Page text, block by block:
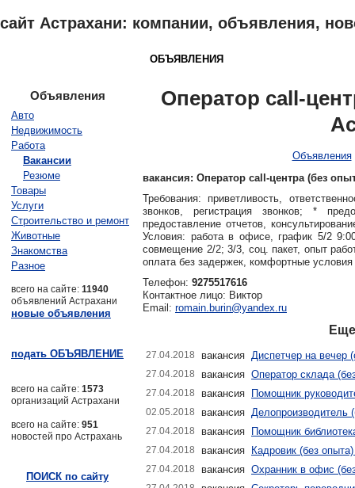
сайт Астрахани: компании, объявления,
ОБЪЯВЛЕНИЯ
Оператор call-
Объявления
вакансия: Оператор call-центра (без
Требования: приветливость,
звонков, регистрация звонков; *
предоставление отчетов,
Условия: работа в офисе, график 5/2
совмещение 2/2; 3/3, соц. пакет, опыт
оплата без задержек, комфортные
Телефон: 9275517616
Контактное лицо: Виктор
Email: romain.burin@yandex.ru
27.04.2018 вакансия Диспетчер на вечер
27.04.2018 вакансия Оператор склада
27.04.2018 вакансия Помощник
02.05.2018 вакансия Делопроизводитель
27.04.2018 вакансия Помощник
27.04.2018 вакансия Кадровик (без
27.04.2018 вакансия Охранник в офис
Объявления
Авто
Недвижимость
Работа
Вакансии
Резюме
Товары
Услуги
Строительство и ремонт
Животные
Знакомства
Разное
всего на сайте: 11940
объявлений Астрахани
новые объявления
подать ОБЪЯВЛЕНИЕ
всего на сайте: 1573
организаций Астрахани
всего на сайте: 951
новостей про Астрахань
ПОИСК по сайту